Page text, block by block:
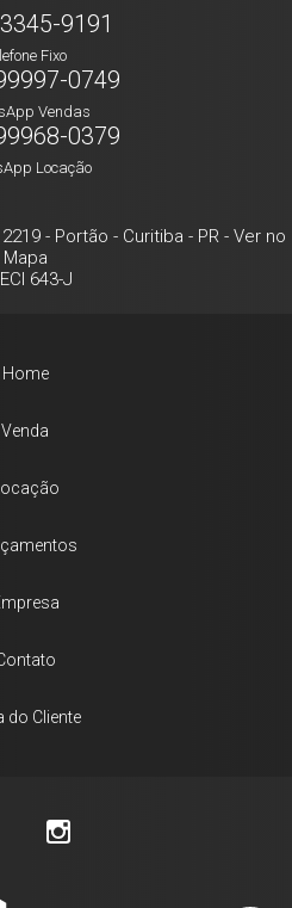
9191
Fixo
0749
Vendas
0379
Locação
- Portão - Curitiba - PR- Ver no
Mapa
643-J
Home
Venda
Locação
do Cliente